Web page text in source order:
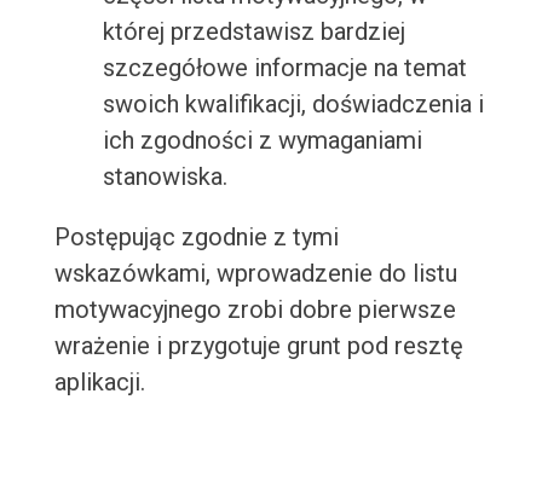
której przedstawisz bardziej
szczegółowe informacje na temat
swoich kwalifikacji, doświadczenia i
ich zgodności z wymaganiami
stanowiska.
Postępując zgodnie z tymi
wskazówkami, wprowadzenie do listu
motywacyjnego zrobi dobre pierwsze
wrażenie i przygotuje grunt pod resztę
aplikacji.